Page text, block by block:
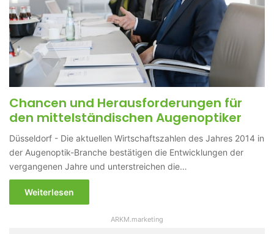
Chancen und Herausforderungen für
den mittelständischen Augenoptiker
Düsseldorf - Die aktuellen Wirtschaftszahlen des Jahres 2014 in
der Augenoptik-Branche bestätigen die Entwicklungen der
vergangenen Jahre und unterstreichen die…
Weiterlesen
ARKM.marketing